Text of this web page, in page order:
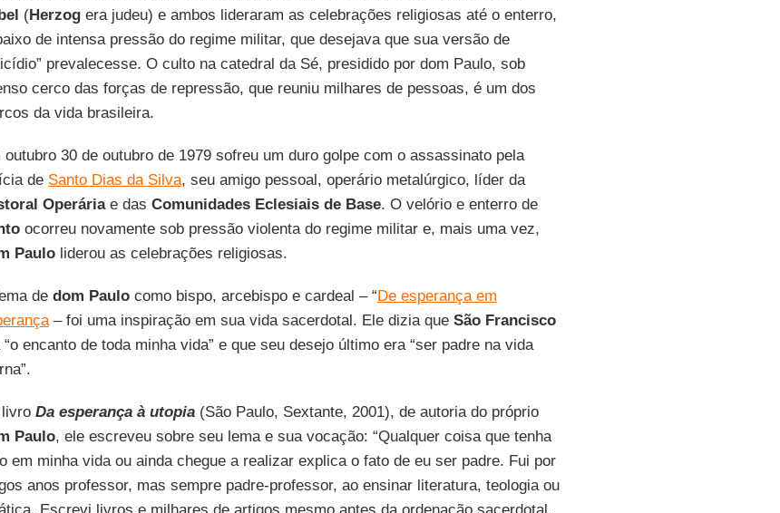
(Herzogera judeu) e ambos lideraram as celebrações religiosas até o enterro,
de intensa pressão do regime militar, que desejava que sua versão de
prevalecesse. O culto na catedral da Sé, presidido por dom Paulo, sob
cerco das forças de repressão, que reuniu milhares de pessoas, é um dos
da vida brasileira.
outubro 30 de outubro de 1979 sofreu um duro golpe com o assassinato pela
de Santo Dias da Silva, seu amigo pessoal, operário metalúrgico, líder da
Operáriae das Comunidades Eclesiais de Base. O velório e enterro de
ocorreu novamente sob pressão violenta do regime militar e, mais uma vez,
Pauloliderou as celebrações religiosas.
de dom Paulocomo bispo, arcebispo e cardeal – “De esperança em
– foi uma inspiração em sua vida sacerdotal. Ele dizia que São Francisco
“o encanto de toda minha vida” e que seu desejo último era “ser padre na vida
Da esperança à utopia(São Paulo, Sextante, 2001), de autoria do próprio
Paulo, ele escreveu sobre seu lema e sua vocação: “Qualquer coisa que tenha
em minha vida ou ainda chegue a realizar explica o fato de eu ser padre. Fui por
anos professor, mas sempre padre-professor, ao ensinar literatura, teologia ou